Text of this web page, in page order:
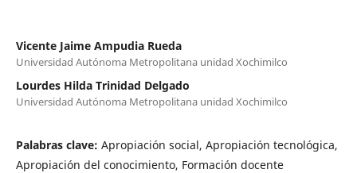
Vicente Jaime Ampudia Rueda
Universidad Autónoma Metropolitana unidad Xochimilco
Lourdes Hilda Trinidad Delgado
Universidad Autónoma Metropolitana unidad Xochimilco
Palabras clave: Apropiación social, Apropiación tecnológica,
Apropiación del conocimiento, Formación docente